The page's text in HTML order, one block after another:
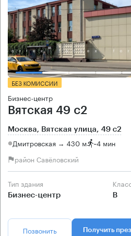
БЕЗ КОМИССИИ
Бизнес-центр
Вятская 49 с2
Москва, Вятская улица, 49 с2
Дмитровская → 430 м ~4 мин
район Савёловский
Тип здания
Бизнес-центр B
Позвонить Получить